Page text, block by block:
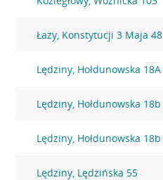
Łazy, Konstytucji 3 Maja 48
Lędziny, Hołdunowska 18A
Lędziny, Hołdunowska 18b
Lędziny, Hołdunowska 18b
Lędziny, Lędzińska 55